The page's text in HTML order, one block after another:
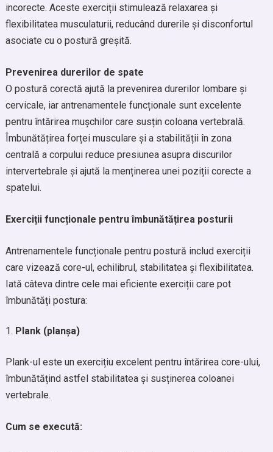
incorecte. Aceste exerciții stimulează relaxarea și
flexibilitatea musculaturii, reducând durerile și disconfortul
asociate cu o postură greșită.
Prevenirea durerilor de spate
O postură corectă ajută la prevenirea durerilor lombare și
cervicale, iar antrenamentele funcționale sunt excelente
pentru întărirea mușchilor care susțin coloana vertebrală.
Îmbunătățirea forței musculare și a stabilității în zona
centrală a corpului reduce presiunea asupra discurilor
intervertebrale și ajută la menținerea unei poziții corecte a
spatelui.
Exerciții funcționale pentru îmbunătățirea posturii
Antrenamentele funcționale pentru postură includ exerciții
care vizează core-ul, echilibrul, stabilitatea și flexibilitatea.
Iată câteva dintre cele mai eficiente exerciții care pot
îmbunătăți postura:
Plank (planșa)
Plank-ul este un exercițiu excelent pentru întărirea core-ului,
îmbunătățind astfel stabilitatea și susținerea coloanei
vertebrale.
Cum se execută: